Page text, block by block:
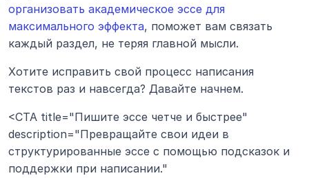
организовать академическое эссе для
максимального эффекта, поможет вам связать
каждый раздел, не теряя главной мысли.
Хотите исправить свой процесс написания
текстов раз и навсегда? Давайте начнем.
<CTA title="Пишите эссе четче и быстрее"
description="Превращайте свои идеи в
структурированные эссе с помощью подсказок и
поддержки при написании."